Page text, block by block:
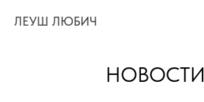
ЛЕУШ ЛЮБИЧ
НОВОСТИ